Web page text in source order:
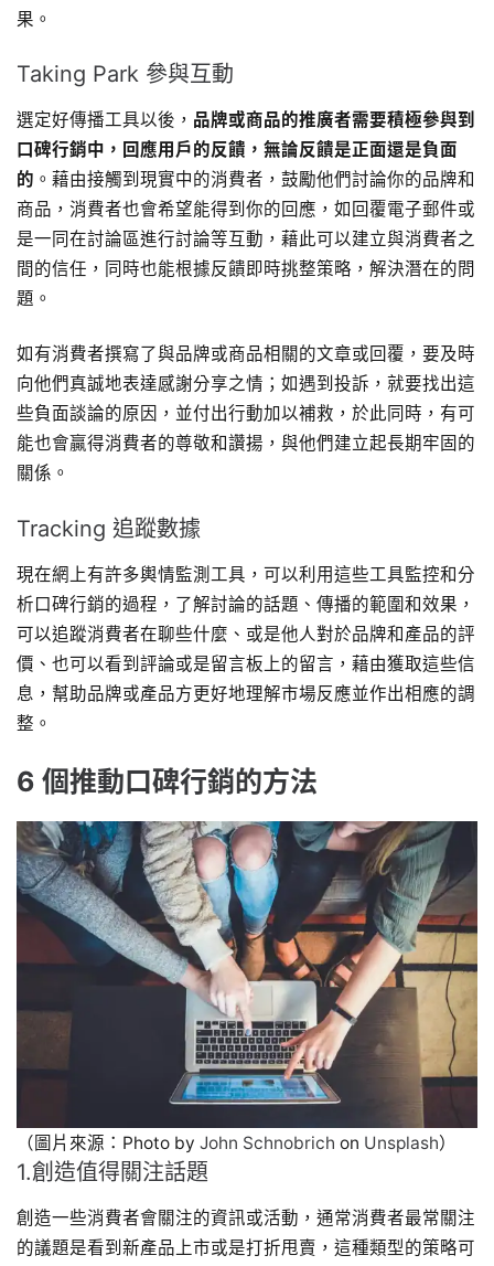
果。
Taking Park 參與互動
選定好傳播工具以後， 品牌或商品的推廣者需要積極參與到
口碑行銷中，回應用戶的反饋，無論反饋是正面還是負面
的 。藉由接觸到現實中的消費者，鼓勵他們討論你的品牌和
商品，消費者也會希望能得到你的回應，如回覆電子郵件或
是一同在討論區進行討論等互動，藉此可以建立與消費者之
間的信任，同時也能根據反饋即時挑整策略，解決潛在的問
題。
如有消費者撰寫了與品牌或商品相關的文章或回覆，要及時
向他們真誠地表達感謝分享之情；如遇到投訴，就要找出這
些負面談論的原因，並付出行動加以補救，於此同時，有可
能也會贏得消費者的尊敬和讚揚，與他們建立起長期牢固的
關係。
Tracking 追蹤數據
現在網上有許多輿情監測工具，可以利用這些工具監控和分
析口碑行銷的過程，了解討論的話題、傳播的範圍和效果，
可以追蹤消費者在聊些什麼、或是他人對於品牌和產品的評
價、也可以看到評論或是留言板上的留言，藉由獲取這些信
息，幫助品牌或產品方更好地理解市場反應並作出相應的調
整。
6 個推動口碑行銷的方法
（圖片來源：Photo by John Schnobrich on Unsplash）
1.創造值得關注話題
創造一些消費者會關注的資訊或活動，通常消費者最常關注
的議題是看到新產品上市或是打折甩賣，這種類型的策略可